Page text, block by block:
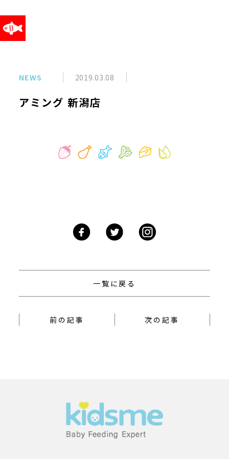
NEWS 2019.03.08
アミング 新潟店
一覧に戻る
前の記事 次の記事